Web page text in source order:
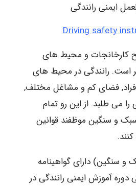
ایمنی رانندگی
Driving safety
کارخانجات و محیط های
است. رانندگی در محیط های
فضای کم و مشاغل مختلف,
می طلبد. از این رو تمام
سبک و سنگین موظفند قوانین
و سنگین) دارای گواهینامه
دوره آموزش ایمنی رانندگی در